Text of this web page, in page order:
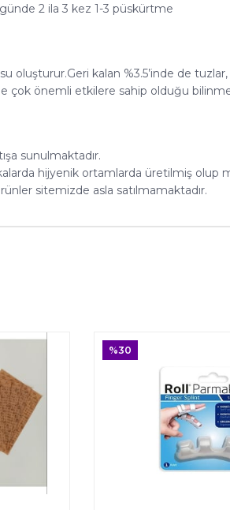
2 ila 3 kez 1-3 püskürtme
su oluşturur.Geri kalan %3.5’inde de
çok önemli etkilere sahip olduğu
sunulmaktadır.
hijyenik ortamlarda üretilmiş olup
sitemizde asla satılmamaktadır.
%30